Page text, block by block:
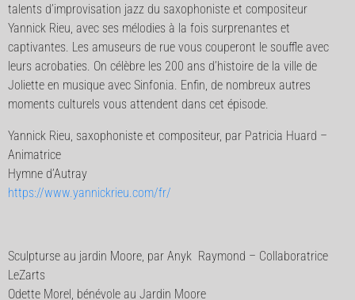
talents d’improvisation jazz du saxophoniste et compositeur
Yannick Rieu, avec ses mélodies à la fois surprenantes et
captivantes. Les amuseurs de rue vous couperont le souffle avec
leurs acrobaties. On célèbre les 200 ans d’histoire de la ville de
Joliette en musique avec Sinfonia. Enfin, de nombreux autres
moments culturels vous attendent dans cet épisode.
Yannick Rieu, saxophoniste et compositeur, par Patricia Huard –
Animatrice
Hymne d’Autray
https://www.yannickrieu.com/fr/
Sculpturse au jardin Moore, par Anyk Raymond – Collaboratrice
LeZarts
Odette Morel, bénévole au Jardin Moore